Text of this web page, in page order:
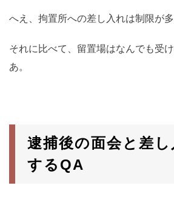
へえ、拘置所への差し入れは制限が多
それに比べて、留置場はなんでも受
あ。
逮捕後の面会と差し
するQA